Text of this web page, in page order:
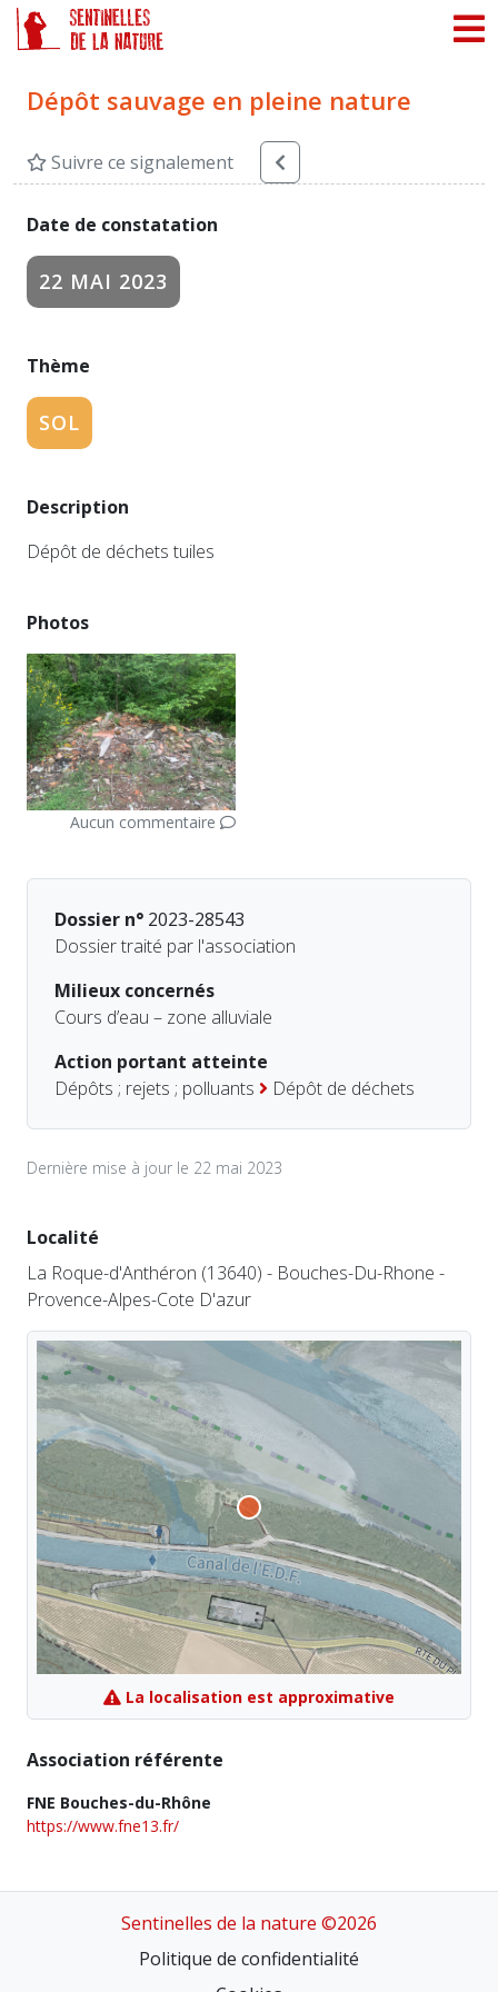
Dépôt sauvage en pleine nature
Suivre ce signalement
Date de constatation
22 MAI 2023
Thème
SOL
Description
Dépôt de déchets tuiles
Photos
Aucun commentaire
Dossier n° 2023-28543
Dossier traité par l'association
Milieux concernés
Cours d’eau – zone alluviale
Action portant atteinte
Dépôts ; rejets ; polluants
Dépôt de déchets
Dernière mise à jour le 22 mai 2023
Localité
La Roque-d'Anthéron (13640) - Bouches-Du-Rhone -
Provence-Alpes-Cote D'azur
La localisation est approximative
Association référente
FNE Bouches-du-Rhône
https://www.fne13.fr/
Sentinelles de la nature ©2026
Politique de confidentialité
Panneau de gestion des cookies